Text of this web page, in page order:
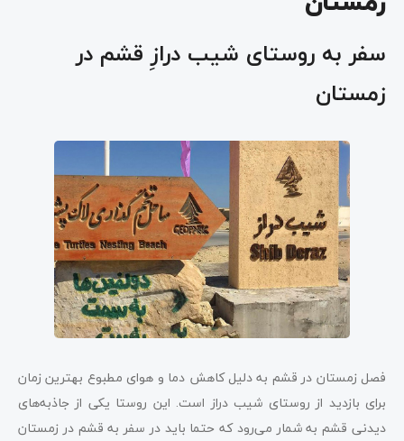
سفر به روستای شیب درازِ قشم در
زمستان
فصل زمستان در قشم به دلیل کاهش دما و هوای مطبوع بهترین زمان
برای بازدید از روستای شیب دراز است. این روستا یکی از جاذبه‌های
دیدنی قشم به شمار می‌رود که حتما باید در سفر به قشم در زمستان